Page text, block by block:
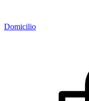
Domicilio